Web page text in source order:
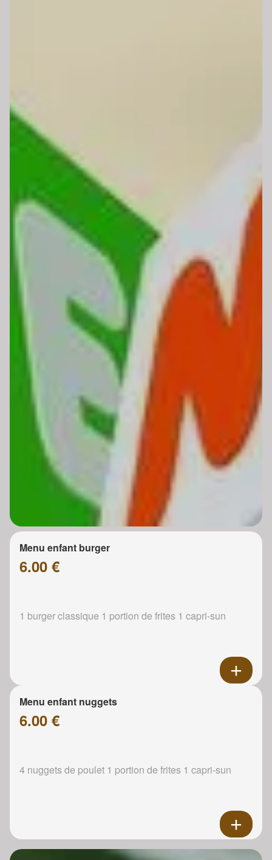
Menu enfant burger
6.00 €
1 burger classique 1 portion de frites 1 capri-sun
Menu enfant nuggets
6.00 €
4 nuggets de poulet 1 portion de frites 1 capri-sun